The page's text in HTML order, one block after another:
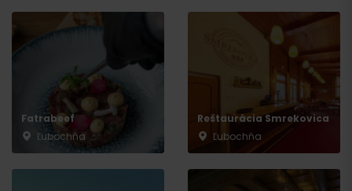
Fatrabeef
Ľubochňa
Reštaurácia Smrekovica
Ľubochňa
Príchod